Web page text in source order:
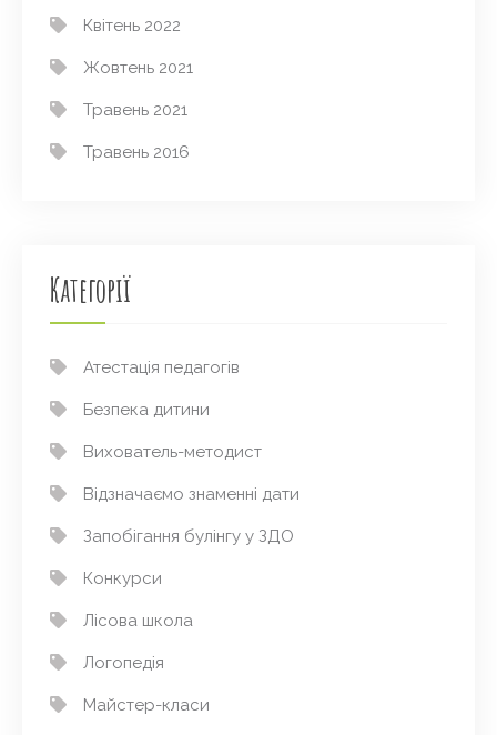
Квітень 2022
Жовтень 2021
Травень 2021
Травень 2016
Категорії
Атестація педагогів
Безпека дитини
Вихователь-методист
Відзначаємо знаменні дати
Запобігання булінгу у ЗДО
Конкурси
Лісова школа
Логопедія
Майстер-класи